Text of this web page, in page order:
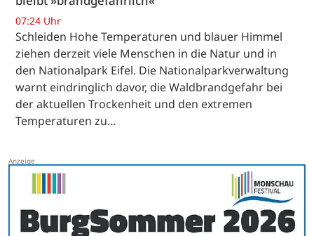
07:24 Uhr
Schleiden Hohe Temperaturen und blauer Himmel
ziehen derzeit viele Menschen in die Natur und in
den Nationalpark Eifel. Die Nationalparkverwaltung
warnt eindringlich davor, die Waldbrandgefahr bei
der aktuellen Trockenheit und den extremen
Temperaturen zu…